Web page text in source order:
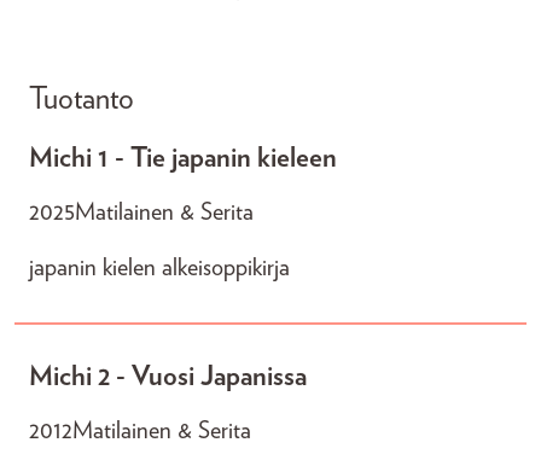
Tuotanto
Michi 1 - Tie japanin kieleen
2025Matilainen & Serita
japanin kielen alkeisoppikirja
Michi 2 - Vuosi Japanissa
2012Matilainen & Serita